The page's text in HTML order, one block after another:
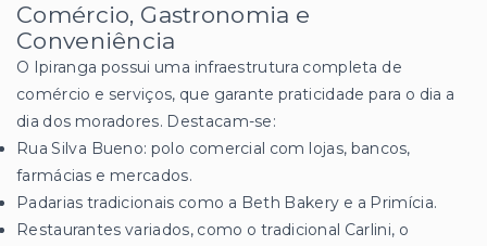
Comércio, Gastronomia e
Conveniência
O Ipiranga possui uma infraestrutura completa de
comércio e serviços, que garante praticidade para o dia a
dia dos moradores. Destacam-se:
Rua Silva Bueno: polo comercial com lojas, bancos,
farmácias e mercados.
Padarias tradicionais como a Beth Bakery e a Primícia.
Restaurantes variados, como o tradicional Carlini, o